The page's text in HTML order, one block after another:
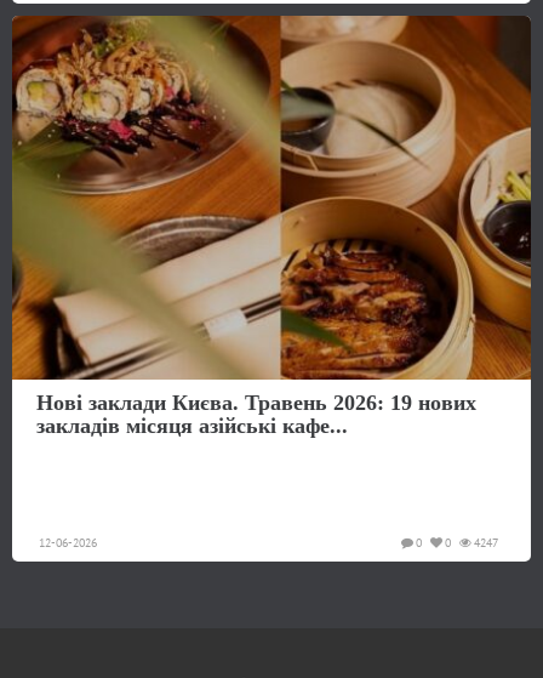
Нові заклади Києва. Травень 2026: 19 нових
закладів місяця азійські кафе...
12-06-2026 4247
0
0